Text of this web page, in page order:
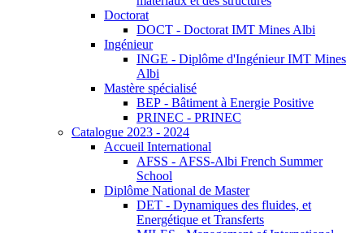
Doctorat
DOCT - Doctorat IMT Mines Albi
Ingénieur
INGE - Diplôme d'Ingénieur IMT Mines
Albi
Mastère spécialisé
BEP - Bâtiment à Energie Positive
PRINEC - PRINEC
Catalogue 2023 - 2024
Accueil International
AFSS - AFSS-Albi French Summer
School
Diplôme National de Master
DET - Dynamiques des fluides, et
Energétique et Transferts